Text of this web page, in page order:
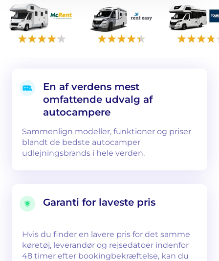
En af verdens mest
omfattende udvalg af
autocampere
Sammenlign modeller, funktioner og priser
blandt de bedste autocamper
udlejningsbrands i hele verden.
Garanti for laveste pris
Hvis du finder en lavere pris for det samme
køretøj, leverandør og rejsedatoer indenfor
48 timer efter bookingbekræftelse, kan du